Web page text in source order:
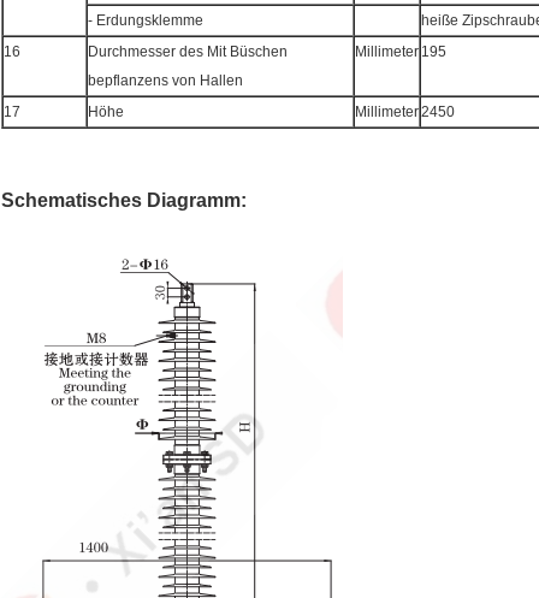
- Erdungsklemme
heiße
16
Durchmesser des Mit Büschen
bepflanzens von Hallen
Millimeter 195
17 Höhe Millimeter2450
Schematisches Diagramm: